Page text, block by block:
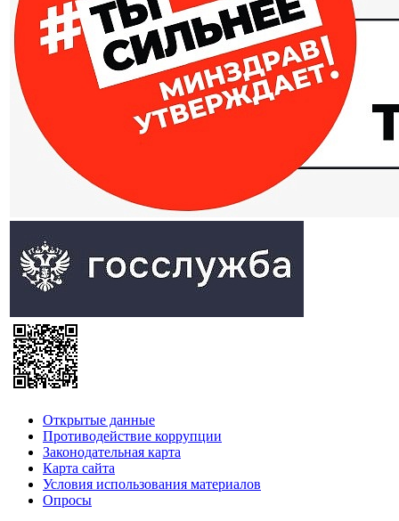
Открытые данные
Противодействие коррупции
Законодательная карта
Карта сайта
Условия использования материалов
Опросы